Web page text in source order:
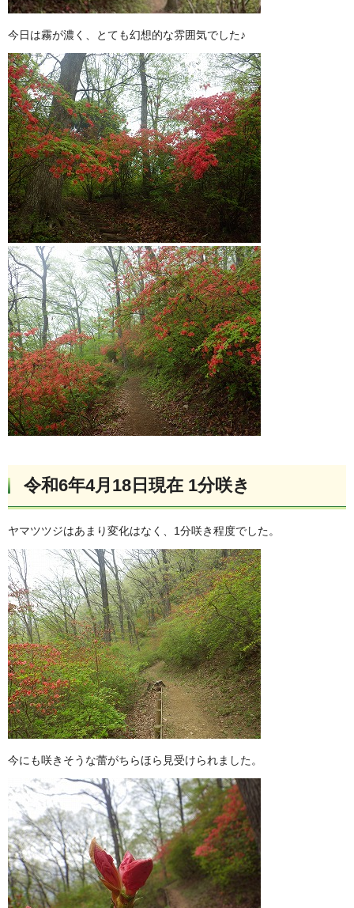
今日は霧が濃く、とても幻想的な雰囲気でした♪
令和6年4月18日現在 1分咲き
ヤマツツジはあまり変化はなく、1分咲き程度でした。
今にも咲きそうな蕾がちらほら見受けられました。